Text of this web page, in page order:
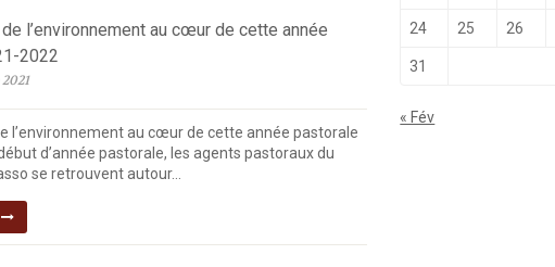
l’environnement au cœur de cette année
2022
l’environnement au cœur de cette année pastorale
d’année pastorale, les agents pastoraux du
se retrouvent autour...
24 25 26
31
« Fév